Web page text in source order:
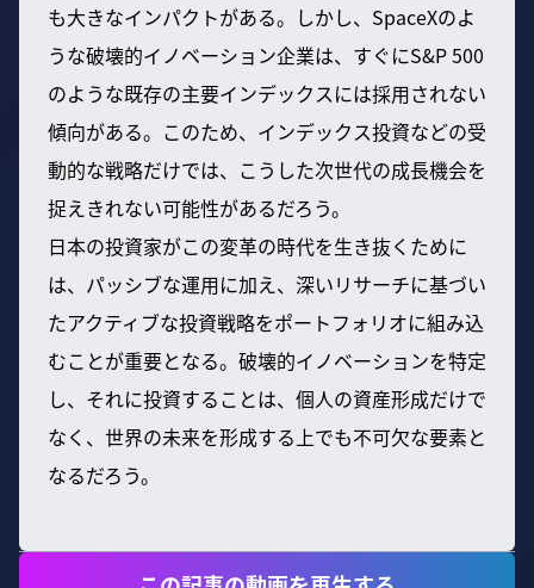
も大きなインパクトがある。しかし、SpaceXのよ
うな破壊的イノベーション企業は、すぐにS&P 500
のような既存の主要インデックスには採用されない
傾向がある。このため、インデックス投資などの受
動的な戦略だけでは、こうした次世代の成長機会を
捉えきれない可能性があるだろう。
日本の投資家がこの変革の時代を生き抜くために
は、パッシブな運用に加え、深いリサーチに基づい
たアクティブな投資戦略をポートフォリオに組み込
むことが重要となる。破壊的イノベーションを特定
し、それに投資することは、個人の資産形成だけで
なく、世界の未来を形成する上でも不可欠な要素と
なるだろう。